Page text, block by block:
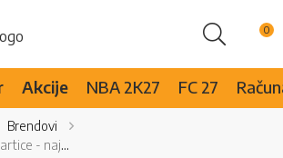
Pretraži
Skip
Content
Akcije NBA 2K27 FC 27
Brendovi
Sapphire grafičke kartice - najbolje cene i vrhunski kvalitet